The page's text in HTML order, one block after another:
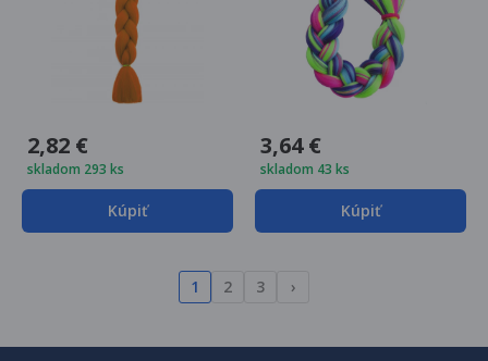
2,82 €
skladom 293 ks
Kúpiť
3,64 €
skladom 43 ks
Kúpiť
1 2 3 ›